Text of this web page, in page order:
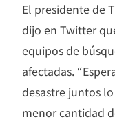
El presidente de
dijo en Twitter
equipos de
afectadas.
desastre juntos
menor cantidad